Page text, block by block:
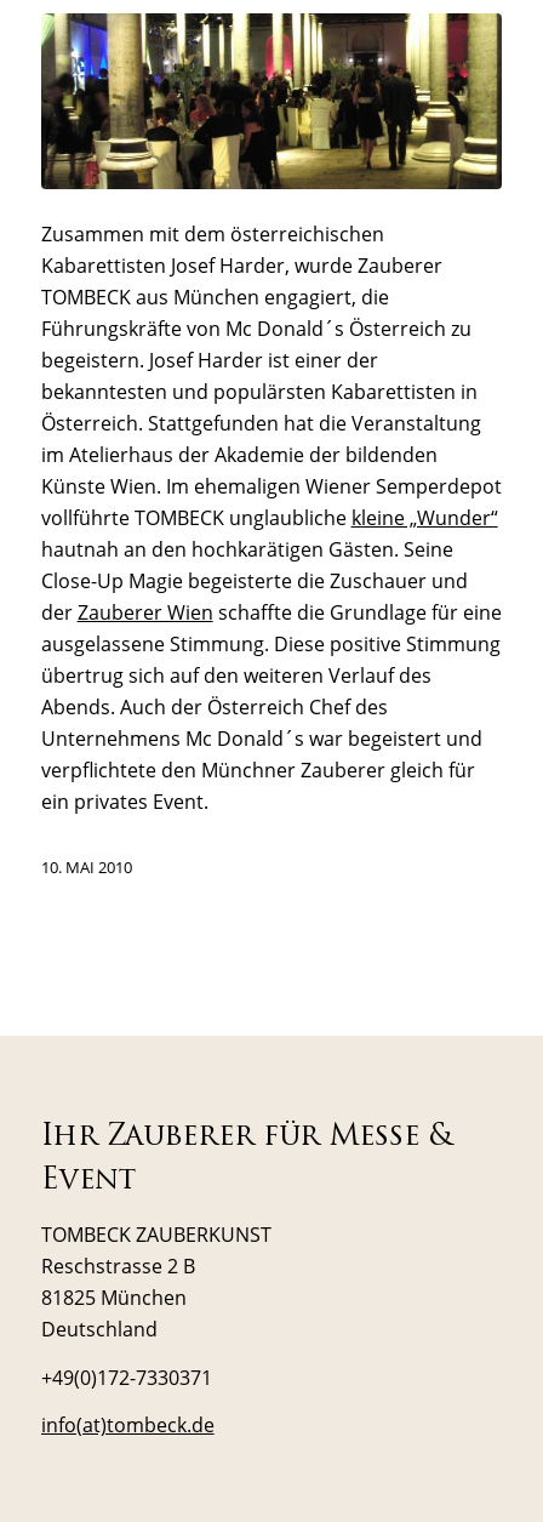
Zusammen mit dem österreichischen
Kabarettisten Josef Harder, wurde Zauberer
TOMBECK aus München engagiert, die
Führungskräfte von Mc Donald´s Österreich zu
begeistern. Josef Harder ist einer der
bekanntesten und populärsten Kabarettisten in
Österreich. Stattgefunden hat die Veranstaltung
im Atelierhaus der Akademie der bildenden
Künste Wien. Im ehemaligen Wiener Semperdepot
vollführte TOMBECK unglaubliche kleine „Wunder“
hautnah an den hochkarätigen Gästen. Seine
Close-Up Magie begeisterte die Zuschauer und
derZauberer Wien schaffte die Grundlage für eine
ausgelassene Stimmung. Diese positive Stimmung
übertrug sich auf den weiteren Verlauf des
Abends. Auch der Österreich Chef des
Unternehmens Mc Donald´s war begeistert und
verpflichtete den Münchner Zauberer gleich für
ein privates Event.
10. MAI 2010
Ihr Zauberer für Messe &
Event
TOMBECK ZAUBERKUNST
Reschstrasse 2 B
81825 München
Deutschland
+49(0)172-7330371
info(at)tombeck.de